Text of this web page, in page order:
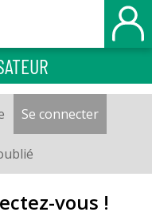
Se connecter(onglet
vous !